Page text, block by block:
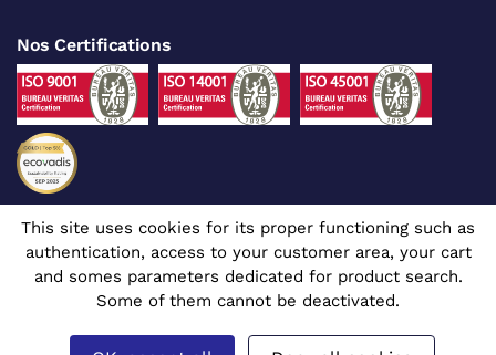
Nos Certifications
Suivez-nous sur les réseaux sociaux
This site uses cookies for its proper functioning such as
authentication, access to your customer area, your cart
and somes parameters dedicated for product search.
Some of them cannot be deactivated.